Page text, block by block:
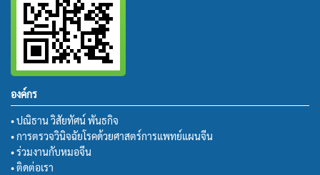
องค์กร
• ปณิธาน วิสัยทัศน์ พันธกิจ
• การตรวจวินิจฉัยโรคด้วยศาสตร์การแพทย์แผนจีน
• ร่วมงานกับหมอจีน
• ติดต่อเรา